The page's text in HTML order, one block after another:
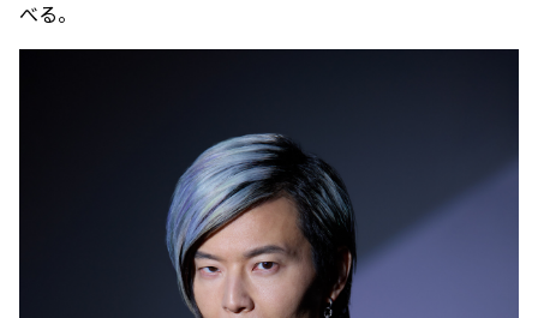
べる。